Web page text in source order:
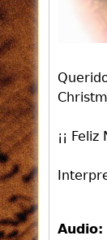
¡¡
Audio: